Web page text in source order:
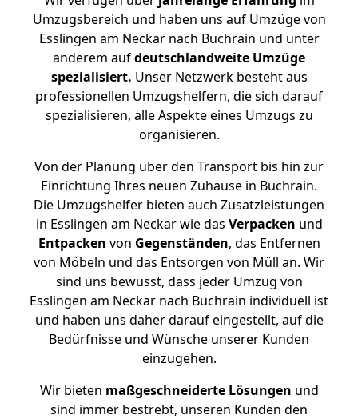
Umzugsbereich und haben uns auf Umzüge von
Esslingen am Neckar nach Buchrain und unter
anderem aufdeutschlandweite Umzüge
spezialisiert. Unser Netzwerk besteht aus
professionellen Umzugshelfern, die sich darauf
spezialisieren, alle Aspekte eines Umzugs zu
organisieren.
Von der Planung über den Transport bis hin zur
Einrichtung Ihres neuen Zuhause in Buchrain.
Die Umzugshelfer bieten auch Zusatzleistungen
in Esslingen am Neckar wie das Verpacken und
Entpacken von Gegenständen, das Entfernen
von Möbeln und das Entsorgen von Müll an. Wir
sind uns bewusst, dass jeder Umzug von
Esslingen am Neckar nach Buchrain individuell ist
und haben uns daher darauf eingestellt, auf die
Bedürfnisse und Wünsche unserer Kunden
einzugehen.
Wir bieten maßgeschneiderte Lösungen und
sind immer bestrebt, unseren Kunden den